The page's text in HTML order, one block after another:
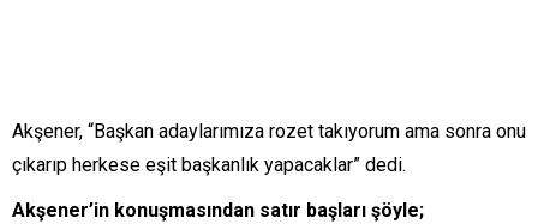
Akşener, “Başkan adaylarımıza rozet takıyorum ama sonra onu
çıkarıp herkese eşit başkanlık yapacaklar” dedi.
Akşener’in konuşmasından satır başları şöyle;